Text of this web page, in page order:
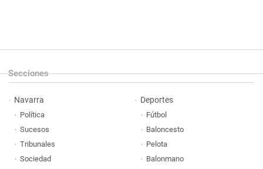
Secciones
Navarra
Política
Sucesos
Tribunales
Sociedad
Deportes
Fútbol
Baloncesto
Pelota
Balonmano